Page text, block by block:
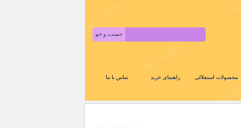
محصولات استقلالی راهنمای خرید تماس با ما